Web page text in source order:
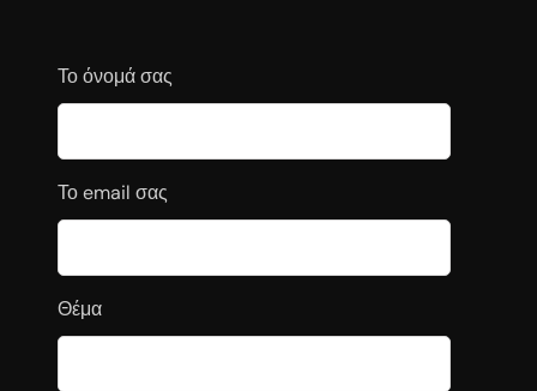
Το όνομά σας
Το email σας
Θέμα